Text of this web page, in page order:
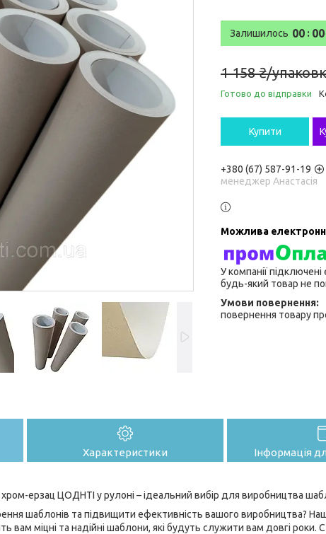
Залишилось 00 00
1 158 ₴/
Готово до відправки
Купити
+380 (67) 587-91-19
менеджер Анастасія
У компанії
будь-який товар не
повернення товару
Характеристики Інформація
ерзац ЦОДНТІ у рулоні – ідеальний вибір для виробництва
шаблонів та підвищити ефективність вашого виробництва?
вам міцні та надійні шаблони, які будуть служити вам довгі роки.